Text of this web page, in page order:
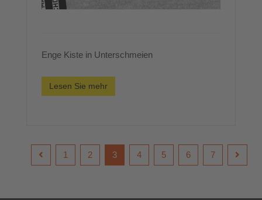
Enge Kiste in Unterschmeien
Lesen Sie mehr
1 2 3 4 5 6 7